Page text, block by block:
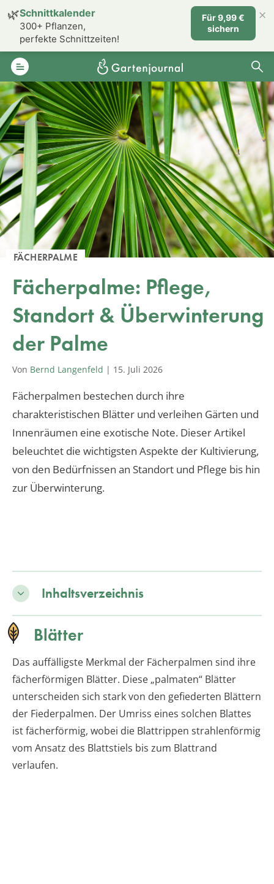
FÄCHERPALME
Fächerpalme: Pflege,
Standort & Überwinterung
der Palme
Von Bernd Langenfeld | 15. Juli 2026
Fächerpalmen bestechen durch ihre
charakteristischen Blätter und verleihen Gärten und
Innenräumen eine exotische Note. Dieser Artikel
beleuchtet die wichtigsten Aspekte der Kultivierung,
von den Bedürfnissen an Standort und Pflege bis hin
zur Überwinterung.
Inhaltsverzeichnis
Blätter
Das auffälligste Merkmal der Fächerpalmen sind ihre
fächerförmigen Blätter. Diese „palmaten“ Blätter
unterscheiden sich stark von den gefiederten Blättern
der Fiederpalmen. Der Umriss eines solchen Blattes
ist fächerförmig, wobei die Blattrippen strahlenförmig
vom Ansatz des Blattstiels bis zum Blattrand
verlaufen.
🌿Schnittkalender
300+ Pflanzen,
perfekte Schnittzeiten!
Für 9,99 €
sichern
×